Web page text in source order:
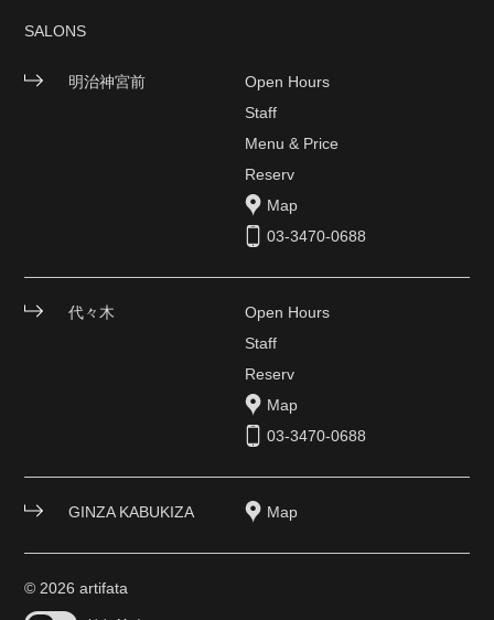
SALONS
明治神宮前
Open Hours
Staff
Menu & Price
Reserv
Map
03-3470-0688
代々木
Open Hours
Staff
Reserv
Map
03-3470-0688
GINZA KABUKIZA Map
© 2026 artifata